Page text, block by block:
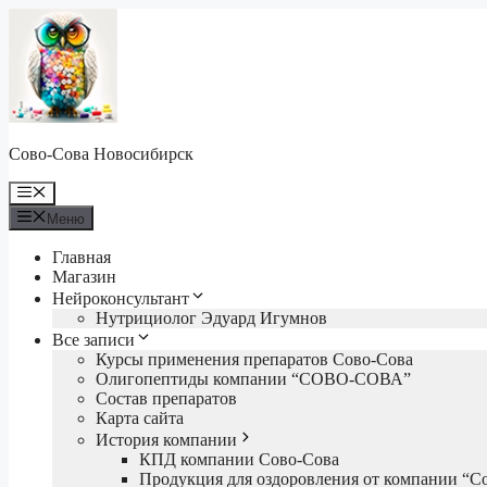
Перейти
содержимому
Сово-Сова Новосибирск
Меню
Меню
Главная
Магазин
Нейроконсультант
Нутрициолог Эдуард Игумнов
Все записи
Курсы применения препаратов Сово-Сова
Олигопептиды компании “СОВО-СОВА”
Состав препаратов
Карта сайта
История компании
КПД компании Сово-Сова
Продукция для оздоровления от компании